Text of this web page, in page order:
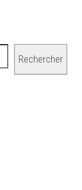
Rechercher